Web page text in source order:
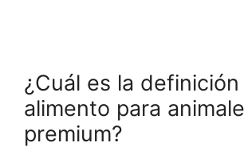
¿Cuál es la
alimento para
premium?